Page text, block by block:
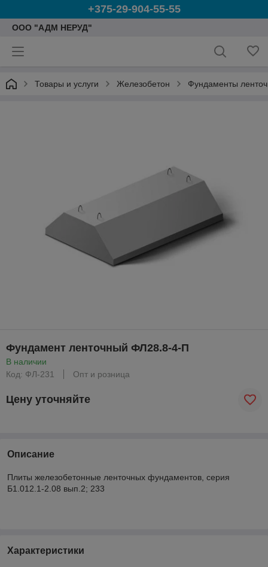
+375-29-904-55-55
ООО "АДМ НЕРУД"
Товары и услуги Железобетон Фундаменты
Фундамент ленточный ФЛ28.8-4-П
В наличии
Код: ФЛ-231
Опт и розница
Цену уточняйте
Описание
Плиты железобетонные ленточных фундаментов, серия
Б1.012.1-2.08 вып.2; 233
Характеристики